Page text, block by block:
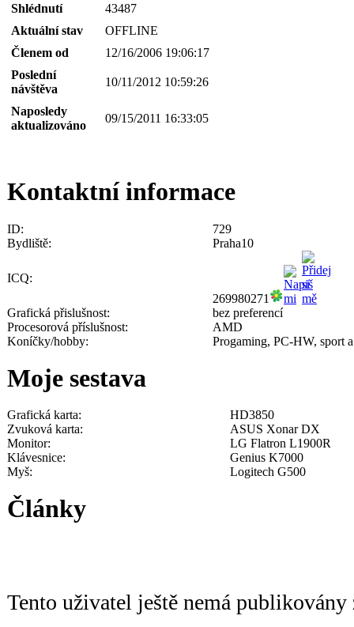
Shlédnutí
43487
Aktuální stav
OFFLINE
Členem od
12/16/2006 19:06:17
Poslední
návštěva
10/11/2012 10:59:26
Naposledy
aktualizováno
09/15/2011 16:33:05
Kontaktní informace
ID:
729
Bydliště:
Praha10
ICQ:
269980271
Grafická přislušnost:
bez preferencí
Procesorová příslušnost:
AMD
Koníčky/hobby:
Progaming, PC-HW, sport
Moje sestava
Grafická karta:
HD3850
Zvuková karta:
ASUS Xonar DX
Monitor:
LG Flatron L1900R
Klávesnice:
Genius K7000
Myš:
Logitech G500
Články
Tento uživatel ještě nemá publikovány